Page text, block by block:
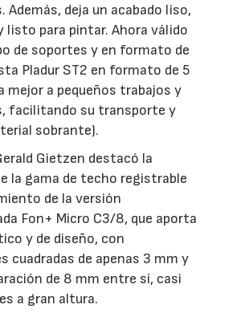
Además, deja un acabado liso,
listo para pintar. Ahora válido
de soportes y en formato de
Pladur ST2 en formato de 5
mejor a pequeños trabajos y
facilitando su transporte y
sobrante).
Gietzen destacó la
la gama de techo registrable
de la versión
Fon+ Micro C3/8, que aporta
y de diseño, con
cuadradas de apenas 3 mm y
de 8 mm entre sí, casi
a gran altura.